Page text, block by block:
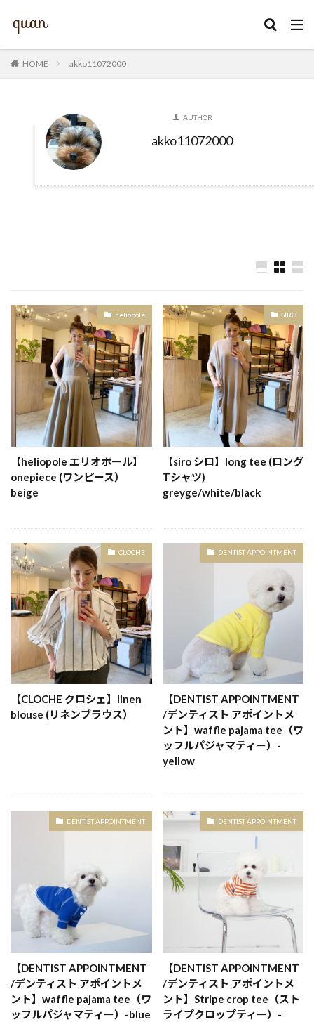
HOME akko11072000
AUTHOR
akko11072000
heliopole
【heliopole エリオポール】
onepiece (ワンピース）
beige
SIRO
【siro シロ】long tee (ロング
Tシャツ)
greyge/white/black
CLOCHE
【CLOCHE クロシェ】linen
blouse (リネンブラウス）
DENTIST APPOINTMENT
【DENTIST APPOINTMENT
/デンティスト アポイントメ
ント】waffle pajama tee（ワ
ッフルパジャマティー）-
yellow
DENTIST APPOINTMENT
【DENTIST APPOINTMENT
/デンティスト アポイントメ
ント】waffle pajama tee（ワ
ッフルパジャマティー）-blue
DENTIST APPOINTMENT
【DENTIST APPOINTMENT
/デンティスト アポイントメ
ント】Stripe crop tee（スト
ライプクロップティー）-
検索